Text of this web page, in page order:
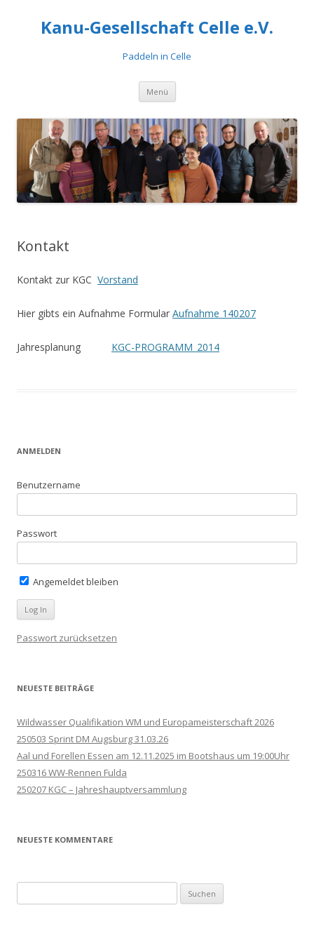
Kanu-Gesellschaft Celle e.V.
Paddeln in Celle
Menü Zum
springen
Kontakt
Kontakt zur KGC Vorstand
Hier gibts ein Aufnahme Formular Aufnahme 140207
Jahresplanung KGC-PROGRAMM_2014
ANMELDEN
Benutzername
Passwort
Angemeldet bleiben
Passwort zurücksetzen
NEUESTE BEITRÄGE
Wildwasser Qualifikation WM und Europameisterschaft 2026
250503 Sprint DM Augsburg 31.03.26
Aal und Forellen Essen am 12.11.2025 im Bootshaus um 19:00Uhr
250316 WW-Rennen Fulda
250207 KGC – Jahreshauptversammlung
NEUESTE KOMMENTARE
nach: